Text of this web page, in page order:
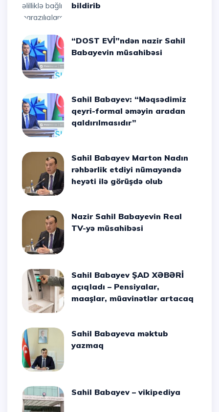
bildirib
“DOST EVİ”ndən nazir Sahil
Babayevin müsahibəsi
Sahil Babayev: “Məqsədimiz
qeyri-formal əməyin aradan
qaldırılmasıdır”
Sahil Babayev Marton Nadın
rəhbərlik etdiyi nümayəndə
heyəti ilə görüşdə olub
Nazir Sahil Babayevin Real
TV-yə müsahibəsi
Sahil Babayev ŞAD XƏBƏRİ
açıqladı – Pensiyalar,
maaşlar, müavinətlər artacaq
Sahil Babayeva məktub
yazmaq
Sahil Babayev – vikipediya